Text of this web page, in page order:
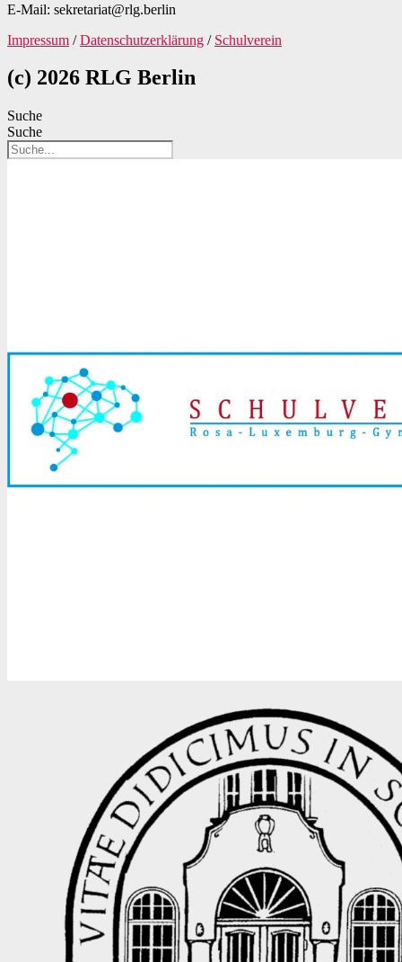
E-Mail: sekretariat@rlg.berlin
Impressum /Datenschutzerklärung / Schulverein
(c) 2026 RLG Berlin
Suche
Suche